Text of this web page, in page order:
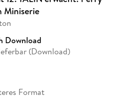
Miniserie
Download
(Download)
Format